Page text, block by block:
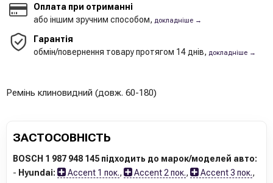
Оплата при отриманні
або іншим зручним способом, докладніше →
Гарантія
обмін/повернення товару протягом 14 днів, докладніше →
Ремінь клиновидний (довж. 60-180)
ЗАСТОСОВНІСТЬ
BOSCH 1 987 948 145 підходить до марок/моделей авто:
- Hyundai: Accent 1 пок., Accent 2 пок., Accent 3 пок.,